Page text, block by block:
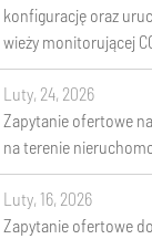
konfigurację oraz
wieży monitorującej
luty, 24, 2026
Zapytanie ofertowe
na terenie
luty, 16, 2026
Zapytanie ofertowe